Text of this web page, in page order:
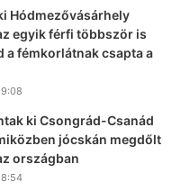
Hódmezővásárhely
egyik férfi többször is
a fémkorlátnak csapta a
ki Csongrád-Csanád
jócskán megdőlt
országban